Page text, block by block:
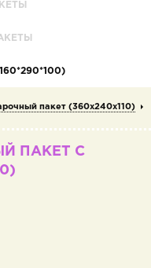
пакет (360x240x110)
ПАКЕТ С